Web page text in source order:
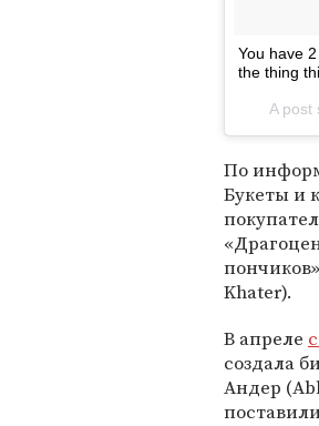
You have
the thing
A post
По
Букеты и
Khater).
В апреле
создала
Андер